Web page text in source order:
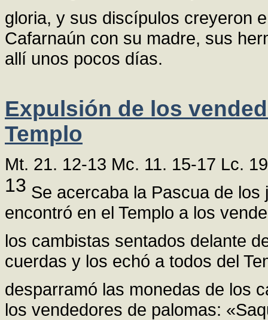
gloria, y sus discípulos creyeron
Cafarnaún con su madre, sus
allí unos pocos días.
Expulsión de los
Templo
Mt. 21. 12-13 Mc. 11. 15-17 Lc.
13 Se acercaba la Pascua de
encontró en el Templo a los
los cambistas sentados delante
cuerdas y los echó a todos del
desparramó las monedas de los
los vendedores de palomas: